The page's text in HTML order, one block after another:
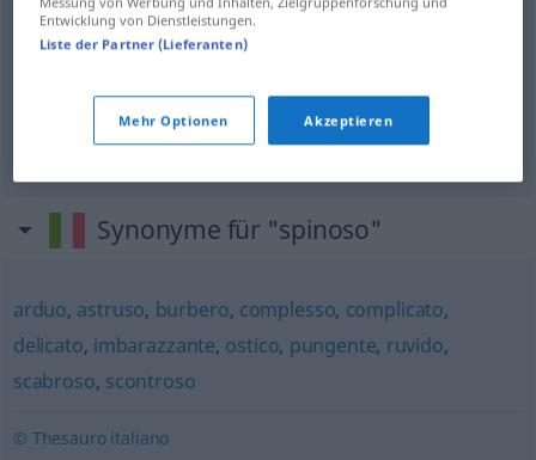
heikel,schwierig spinoso
widerborstig spinososcontroso FIG
Synonyme für "spinoso"
arduo, astruso, burbero, complesso, complicato,
delicato, imbarazzante, ostico, pungente, ruvido,
scabroso, scontroso
© Thesauro italiano
Entwicklung von Dienstleistungen.
Liste der Partner (Lieferanten)
Mehr Optionen Akzeptieren